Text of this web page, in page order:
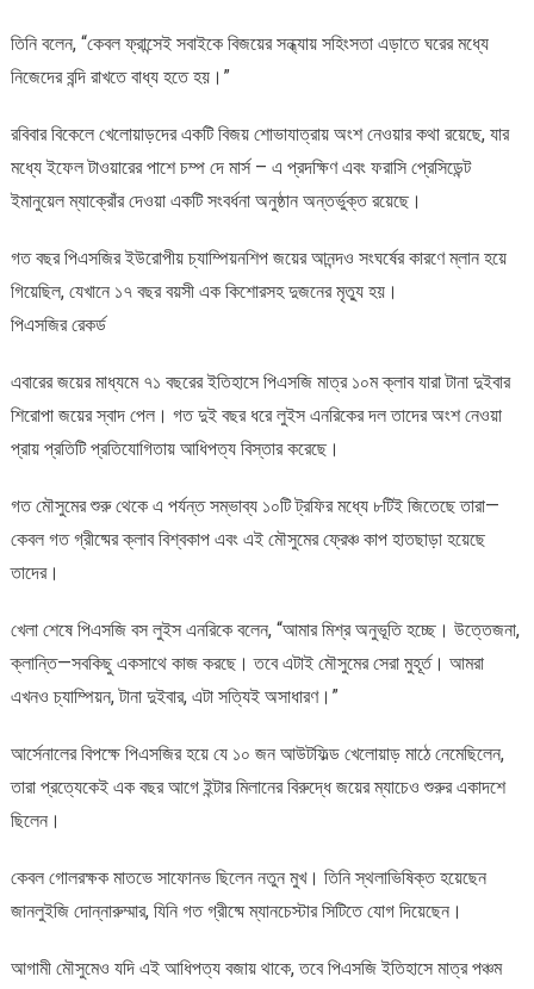
তিনি বলেন, “কেবল ফ্রান্সেই সবাইকে বিজয়ের সন্ধ্যায় সহিংসতা এড়াতে ঘরের মধ্যে
নিজেদের বন্দি রাখতে বাধ্য হতে হয়।”
রবিবার বিকেলে খেলোয়াড়দের একটি বিজয় শোভাযাত্রায় অংশ নেওয়ার কথা রয়েছে, যার
মধ্যে ইফেল টাওয়ারের পাশে চম্প দে মার্স – এ প্রদক্ষিণ এবং ফরাসি প্রেসিডেন্ট
ইমানুয়েল ম্যাক্রোঁর দেওয়া একটি সংবর্ধনা অনুষ্ঠান অন্তর্ভুক্ত রয়েছে।
গত বছর পিএসজির ইউরোপীয় চ্যাম্পিয়নশিপ জয়ের আনন্দও সংঘর্ষের কারণে ম্লান হয়ে
গিয়েছিল, যেখানে ১৭ বছর বয়সী এক কিশোরসহ দুজনের মৃত্যু হয়।
পিএসজির রেকর্ড
এবারের জয়ের মাধ্যমে ৭১ বছরের ইতিহাসে পিএসজি মাত্র ১০ম ক্লাব যারা টানা দুইবার
শিরোপা জয়ের স্বাদ পেল। গত দুই বছর ধরে লুইস এনরিকের দল তাদের অংশ নেওয়া
প্রায় প্রতিটি প্রতিযোগিতায় আধিপত্য বিস্তার করেছে।
গত মৌসুমের শুরু থেকে এ পর্যন্ত সম্ভাব্য ১০টি ট্রফির মধ্যে ৮টিই জিতেছে তারা—
কেবল গত গ্রীষ্মের ক্লাব বিশ্বকাপ এবং এই মৌসুমের ফ্রেঞ্চ কাপ হাতছাড়া হয়েছে
তাদের।
খেলা শেষে পিএসজি বস লুইস এনরিকে বলেন, “আমার মিশ্র অনুভূতি হচ্ছে। উত্তেজনা,
ক্লান্তি—সবকিছু একসাথে কাজ করছে। তবে এটাই মৌসুমের সেরা মুহূর্ত। আমরা
এখনও চ্যাম্পিয়ন, টানা দুইবার, এটা সত্যিই অসাধারণ।”
আর্সেনালের বিপক্ষে পিএসজির হয়ে যে ১০ জন আউটফিল্ড খেলোয়াড় মাঠে নেমেছিলেন,
তারা প্রত্যেকেই এক বছর আগে ইন্টার মিলানের বিরুদ্ধে জয়ের ম্যাচেও শুরুর একাদশে
ছিলেন।
কেবল গোলরক্ষক মাতভে সাফোনভ ছিলেন নতুন মুখ। তিনি স্থলাভিষিক্ত হয়েছেন
জানলুইজি দোন্নারুম্মার, যিনি গত গ্রীষ্মে ম্যানচেস্টার সিটিতে যোগ দিয়েছেন।
আগামী মৌসুমেও যদি এই আধিপত্য বজায় থাকে, তবে পিএসজি ইতিহাসে মাত্র পঞ্চম